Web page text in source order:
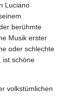
Luciano
berühmte
Musik erster
oder schlechte
ist schöne
volkstümlichen